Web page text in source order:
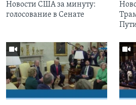
Новости США за минуту:
голосование в Сенате